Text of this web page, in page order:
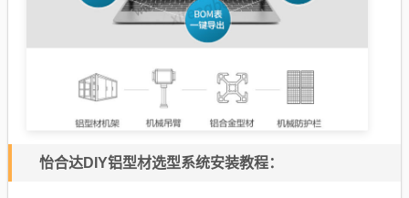
怡合达DIY铝型材选型系统安装教程：